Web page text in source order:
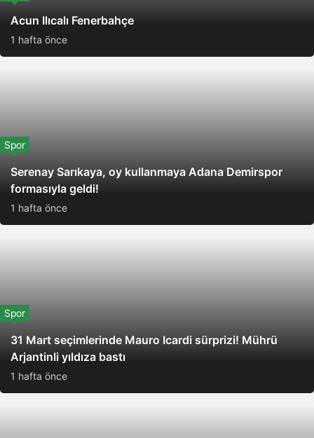
Acun Ilıcalı Fenerbahçe
1 hafta önce
Serenay Sarıkaya, oy kullanmaya Adana Demirspor
formasıyla geldi!
Spor
1 hafta önce
31 Mart seçimlerinde Mauro Icardi sürprizi! Mührü
Arjantinli yıldıza bastı
Spor
1 hafta önce